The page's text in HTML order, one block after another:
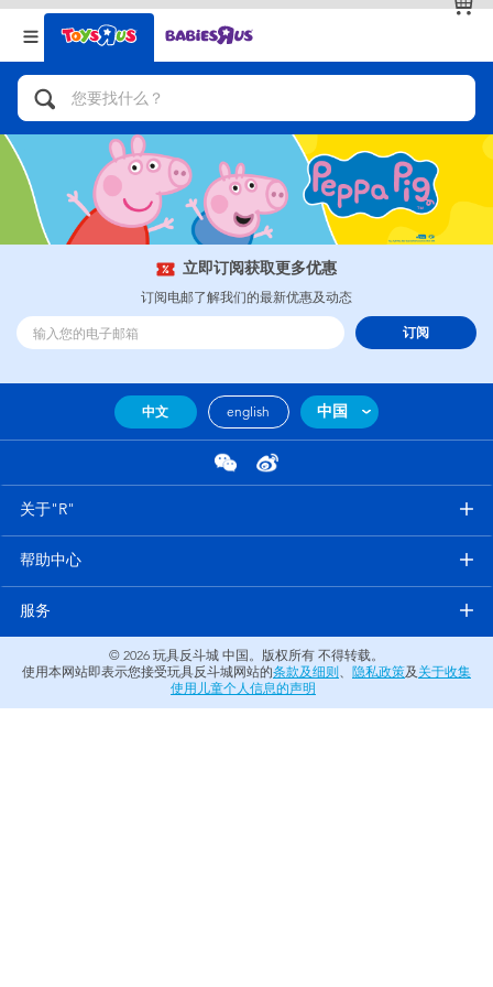
返回
分类目录
人气英雄，角色扮演，射击玩具
自行车，滑板车，骑乘车
拼砌组合及乐高LEGO
玩具车，货车，火车及遥控系列
娃娃，芭比，收藏公仔
游戏及拼图系列
户外及运动产品
返回
品牌
查看全部
立即订阅获取更多优惠
订阅电邮了解我们的最新优惠及动态
订阅
中文 english 中国
关于"R"
帮助中心
服务
© 2026 玩具反斗城 中国。版权所有 不得转载。
使用本网站即表示您接受玩具反斗城网站的条款及细则 、 隐私政策及 关于收集
使用儿童个人信息的声明